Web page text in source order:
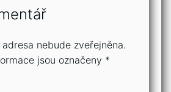
nebude zveřejněna.
jsou označeny *